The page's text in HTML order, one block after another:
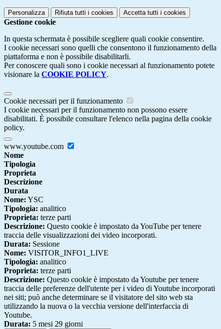
Personalizza Rifiuta tutti i cookies Accetta tutti i cookies
Gestione cookie
In questa schermata è possibile scegliere quali cookie consentire.
I cookie necessari sono quelli che consentono il funzionamento della
piattaforma e non è possibile disabilitarli.
Per conoscere quali sono i cookie necessari al funzionamento potete
visionare la COOKIE POLICY.
Cookie necessari per il funzionamento
I cookie necessari per il funzionamento non possono essere
disabilitati. È possibile consultare l'elenco nella pagina della cookie
policy.
www.youtube.com
Nome
Tipologia
Proprieta
Descrizione
Durata
Nome: YSC
Tipologia: analitico
Proprieta: terze parti
Descrizione: Questo cookie è impostato da YouTube per tenere
traccia delle visualizzazioni dei video incorporati.
Durata: Sessione
Nome: VISITOR_INFO1_LIVE
Tipologia: analitico
Proprieta: terze parti
Descrizione: Questo cookie è impostato da Youtube per tenere
traccia delle preferenze dell'utente per i video di Youtube incorporati
nei siti; può anche determinare se il visitatore del sito web sta
utilizzando la nuova o la vecchia versione dell'interfaccia di
Youtube.
Durata: 5 mesi 29 giorni